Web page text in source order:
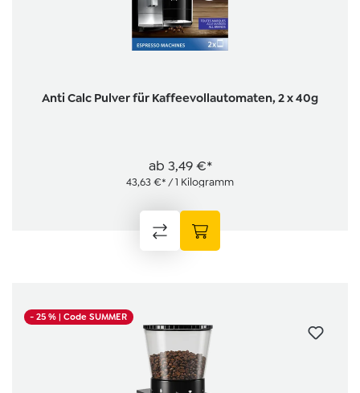
Anti Calc Pulver für Kaffeevollautomaten, 2 x 40g
ab 3,49 €*
43,63 €* / 1 Kilogramm
- 25 %| Code SUMMER